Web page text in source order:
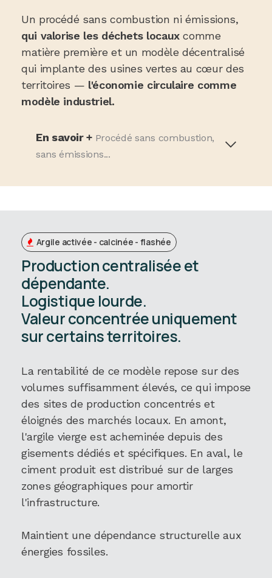
Un procédé sans combustion ni émissions,
qui valorise les déchets locauxcomme
matière première et un modèle décentralisé
qui implante des usines vertes au cœur des
territoires — l'économie circulaire comme
modèle industriel.
En savoir + Procédé sans combustion,
sans émissions...
Argile activée - calcinée - flashée
Production centralisée et
dépendante.
Logistique lourde.
Valeur concentrée uniquement
sur certains territoires.
La rentabilité de ce modèle repose sur des
volumes suffisamment élevés, ce qui impose
des sites de production concentrés et
éloignés des marchés locaux. En amont,
l'argile vierge est acheminée depuis des
gisements dédiés et spécifiques. En aval, le
ciment produit est distribué sur de larges
zones géographiques pour amortir
l'infrastructure.
Maintient une dépendance structurelle aux
énergies fossiles.